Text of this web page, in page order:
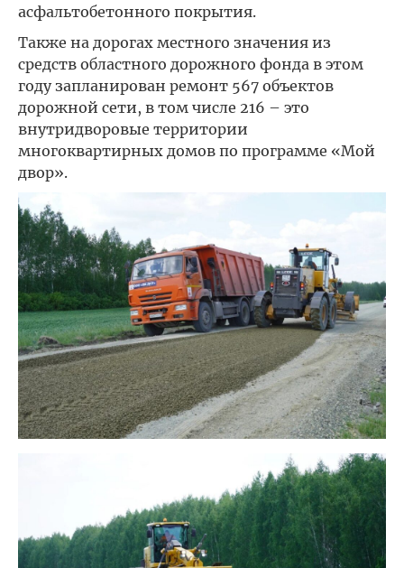
асфальтобетонного покрытия.
Также на дорогах местного значения из
средств областного дорожного фонда в этом
году запланирован ремонт 567 объектов
дорожной сети, в том числе 216 – это
внутридворовые территории
многоквартирных домов по программе «Мой
двор».